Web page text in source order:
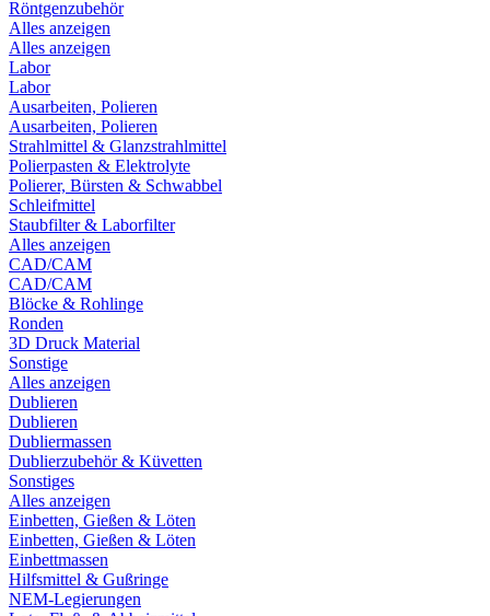
Röntgenzubehör
Alles anzeigen
Alles anzeigen
Labor
Labor
Ausarbeiten, Polieren
Ausarbeiten, Polieren
Strahlmittel & Glanzstrahlmittel
Polierpasten & Elektrolyte
Polierer, Bürsten & Schwabbel
Schleifmittel
Staubfilter & Laborfilter
Alles anzeigen
CAD/CAM
CAD/CAM
Blöcke & Rohlinge
Ronden
3D Druck Material
Sonstige
Alles anzeigen
Dublieren
Dublieren
Dubliermassen
Dublierzubehör & Küvetten
Sonstiges
Alles anzeigen
Einbetten, Gießen & Löten
Einbetten, Gießen & Löten
Einbettmassen
Hilfsmittel & Gußringe
NEM-Legierungen